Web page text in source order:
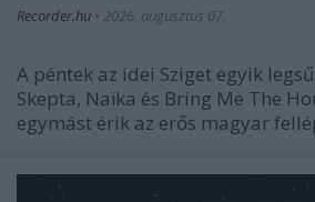
Recorder.hu • 2026. augusztus 07.
A péntek az idei Sziget egyik
Skepta, Naïka és Bring Me The
egymást érik az erős magyar